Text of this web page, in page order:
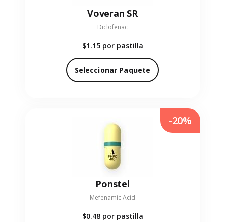
Voveran SR
Diclofenac
$1.15 por pastilla
Seleccionar Paquete
Ponstel
Mefenamic Acid
$0.48 por pastilla
-20%